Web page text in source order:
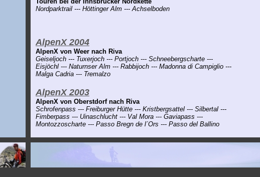
Nordparktrail --- Höttinger Alm --- Achselboden
AlpenX 2004
AlpenX von Weer nach Riva
Geiseljoch --- Tuxerjoch --- Portjoch --- Schneebergscharte ---
Eisjöchl --- Naturnser Alm --- Rabbijoch --- Madonna di Campiglio ---
Malga Cadria --- Tremalzo
AlpenX 2003
AlpenX von Oberstdorf nach Riva
Schrofenpass --- Freiburger Hütte --- Kristbergsattel --- Silbertal ---
Fimberpass --- Uinaschlucht --- Val Mora --- Gaviapass ---
Montozzoscharte --- Passo Bregn de l´Ors --- Passo del Ballino